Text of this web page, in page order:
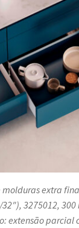
extra
3275012,
extensão parcial